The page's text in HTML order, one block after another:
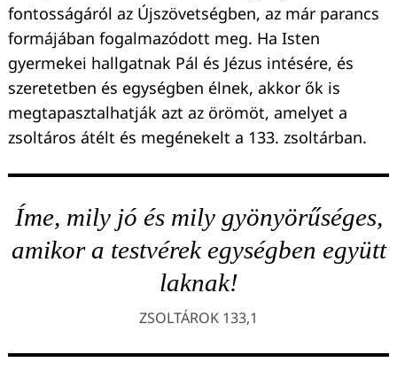
fontosságáról az Újszövetségben, az már parancs
formájában fogalmazódott meg. Ha Isten
gyermekei hallgatnak Pál és Jézus intésére, és
szeretetben és egységben élnek, akkor ők is
megtapasztalhatják azt az örömöt, amelyet a
zsoltáros átélt és megénekelt a 133. zsoltárban.
Íme, mily jó és mily gyönyörűséges,
amikor a testvérek egységben együtt
laknak!
ZSOLTÁROK 133,1